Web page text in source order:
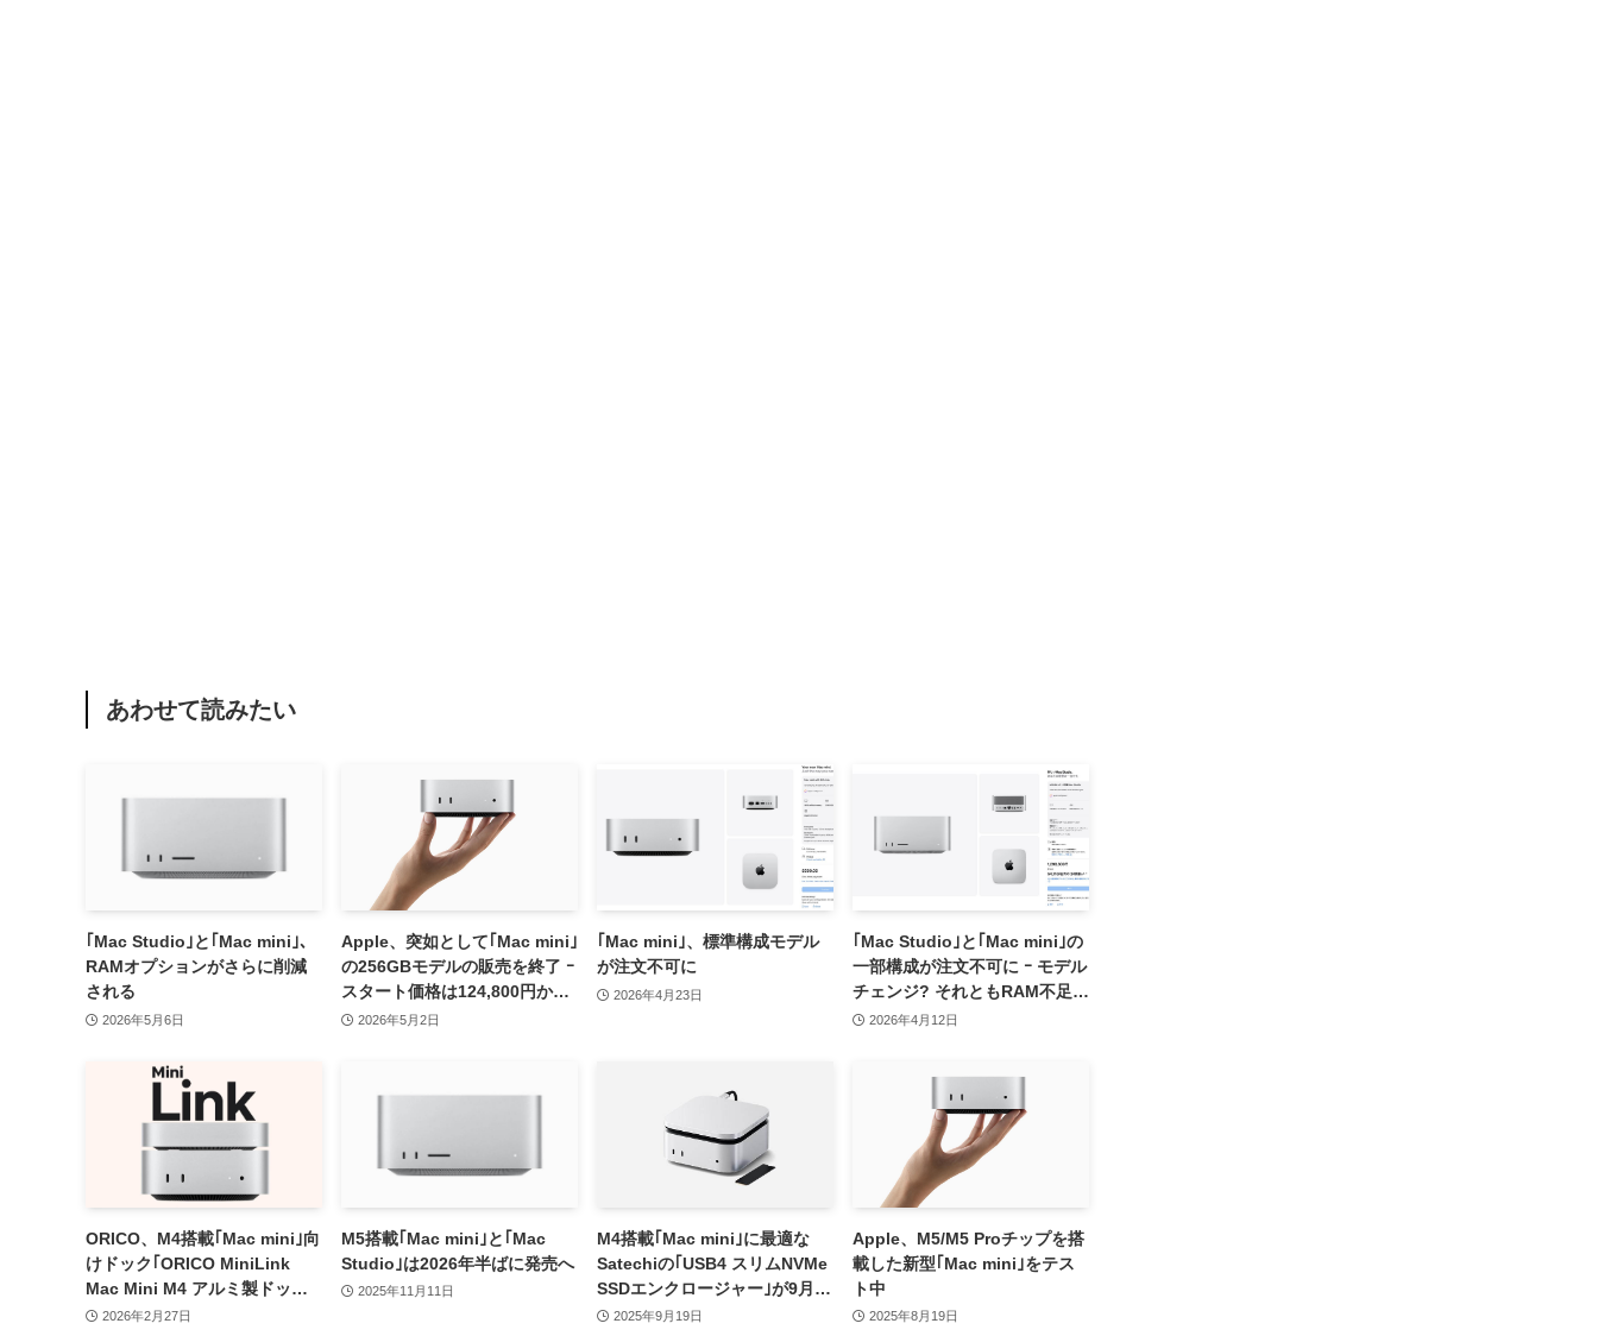
あわせて読みたい
｢Mac Studio｣と｢Mac mini｣、
RAMオプションがさらに削減
される
2026年5月6日
Apple、突如として｢Mac mini｣
の256GBモデルの販売を終了 ｰ
スタート価格は124,800円から
に 2026年5月2日
｢Mac mini｣、標準構成モデル
が注文不可に
2026年4月23日
｢Mac Studio｣と｢Mac mini｣の
一部構成が注文不可に ｰ モデル
チェンジ? それともRAM不足が
影響??
2026年4月12日
ORICO、M4搭載｢Mac mini｣向
けドック｢ORICO MiniLink
Mac Mini M4 アルミ製ドッキ
ングステーション｣を発売｜
2026年2月27日
M5搭載｢Mac mini｣と｢Mac
Studio｣は2026年半ばに発売へ
2025年11月11日
M4搭載｢Mac mini｣に最適な
Satechiの｢USB4 スリムNVMe
SSDエンクロージャー｣が9月26
日に発売へ
2025年9月19日
Apple、M5/M5 Proチップを搭
載した新型｢Mac mini｣をテス
ト中
2025年8月19日